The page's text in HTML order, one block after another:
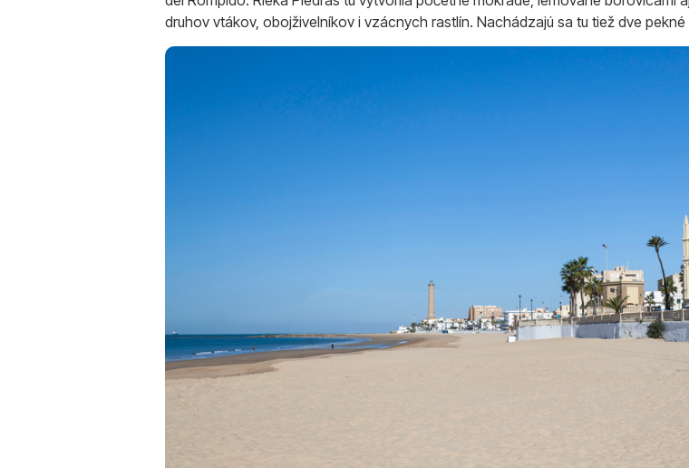
druhov vtákov, obojživelníkov i vzácnych rastlín. Nachádzajú sa tu tiež dve